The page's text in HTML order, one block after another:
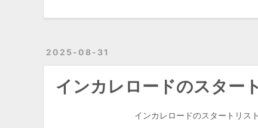
2025-08-31
インカレロードのスター
インカレロードのスタートリス